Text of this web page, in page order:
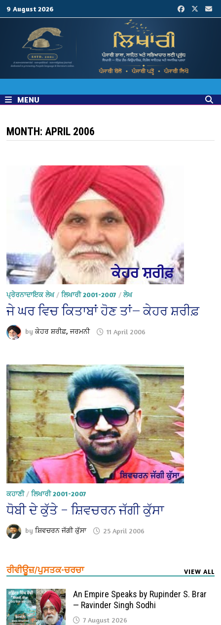
9 August 2026
MENU
MONTH:APRIL 2006
ਪ੍ਰੇਰਨਾਦਾਇਕ ਲੇਖ/ਲਿਖਾਰੀ 2001-2007 /ਲੇਖ
ਜੇ ਘਰ ਵਿਚ ਕਿਤਾਬਾਂ ਹੋਣ ਤਾਂ— ਕੇਹਰ ਸ਼ਰੀਫ਼
byਕੇਹਰ ਸ਼ਰੀਫ਼, ਜਰਮਨੀ 11 April 2006
ਕਹਾਣੀ/ਲਿਖਾਰੀ 2001-2007
ਧੋਬੀ ਦੇ ਕੁੱਤੇ – ਸ਼ਿਵਚਰਨ ਜੱਗੀ ਕੁੱਸਾ
byਸ਼ਿਵਚਰਨ ਜੱਗੀ ਕੁੱਸਾ 25 April 2006
ਰੀਵੀਊਜ਼/ਪੁਸਤਕ-ਚਰਚਾ VIEW ALL
An Empire Speaks by Rupinder S. Brar
— Ravinder Singh Sodhi
7 August 2026